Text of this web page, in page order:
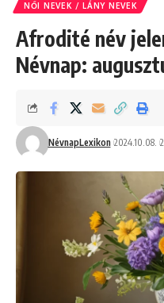
NŐI NEVEK / LÁNY NEVEK
Afrodité név
Névnap:
NévnapLexikon 2024.10.08.